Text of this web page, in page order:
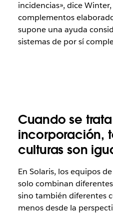
incidencias», dice
complementos
supone una ayuda
sistemas de por sí
Cuando se
incorporación,
culturas son
En Solaris, los equipos
solo combinan
sino también diferentes
menos desde la